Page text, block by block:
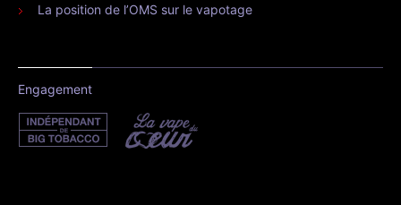
La position de l’OMS sur le vapotage
Engagement